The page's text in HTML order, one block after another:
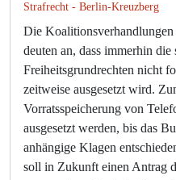
Strafrecht - Berlin-Kreuzberg
Die
deuten an, dass immerhin
Freiheitsgrundrechten nicht
zeitweise ausgesetzt wird.
Vorratsspeicherung von
ausgesetzt werden, bis das
anhängige Klagen
soll in Zukunft einen Antrag